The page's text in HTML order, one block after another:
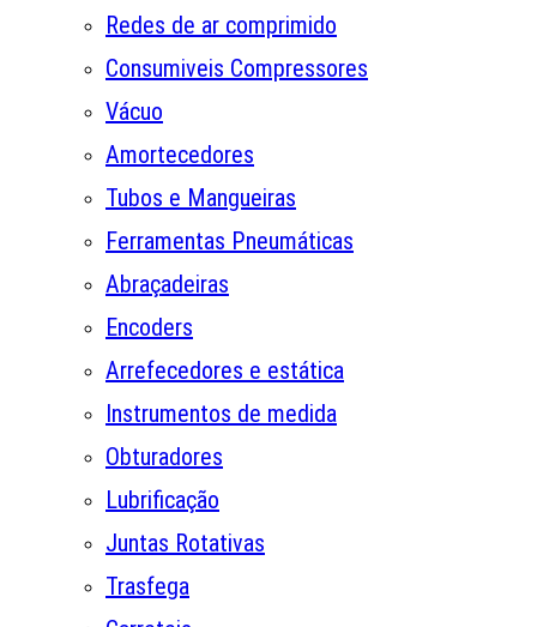
Redes de ar comprimido
Consumiveis Compressores
Vácuo
Amortecedores
Tubos e Mangueiras
Ferramentas Pneumáticas
Abraçadeiras
Encoders
Arrefecedores e estática
Instrumentos de medida
Obturadores
Lubrificação
Juntas Rotativas
Trasfega